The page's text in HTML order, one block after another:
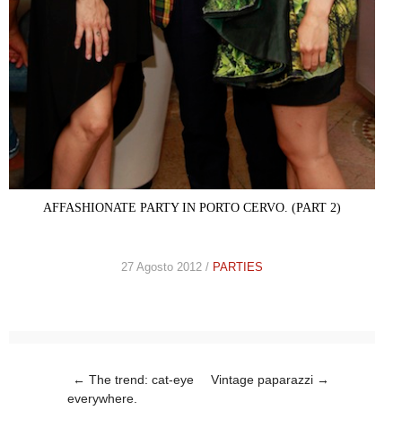
AFFASHIONATE PARTY IN PORTO CERVO. (PART 2)
27 Agosto 2012 / PARTIES
Post navigation
← The trend: cat-eye
everywhere.
Vintage paparazzi →